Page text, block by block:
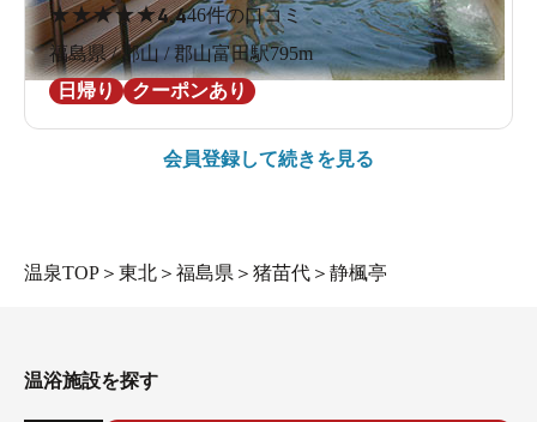
★★★★★4.446件の口コミ
福島県 / 郡山 / 郡山富田駅795m
日帰り
クーポンあり
会員登録して続きを見る
温泉TOP ＞ 東北 ＞ 福島県 ＞ 猪苗代 ＞ 静楓亭
温浴施設を探す